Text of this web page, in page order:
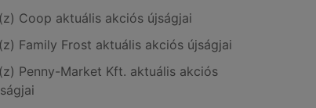
Coop aktuális akciós újságjai
Family Frost aktuális akciós újságjai
Penny-Market Kft. aktuális akciós